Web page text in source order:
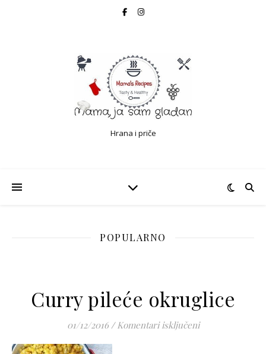
Hrana i priče
POPULARNO
Curry pileće okruglice
01/12/2016 / Komentari isključeniza Curry pileće